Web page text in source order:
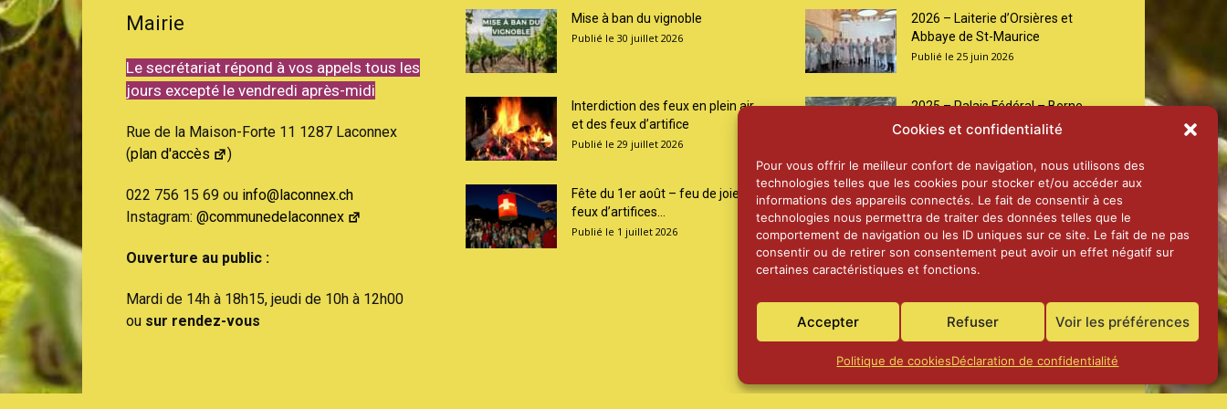
Cookies et confidentialité
Pour vous offrir le meilleur confort de navigation, nous utilisons des
technologies telles que les cookies pour stocker et/ou accéder aux
informations des appareils connectés. Le fait de consentir à ces
technologies nous permettra de traiter des données telles que le
comportement de navigation ou les ID uniques sur ce site. Le fait de ne pas
consentir ou de retirer son consentement peut avoir un effet négatif sur
certaines caractéristiques et fonctions.
Accepter Refuser Voir les préférences
Politique de cookiesDéclaration de confidentialité
Mairie
Le secrétariat répond à vos appels tous les
jours excepté le vendredi après-midi
Rue de la Maison-Forte 11 1287 Laconnex
(plan d'accès )
022 756 15 69 ou info@laconnex.ch
Instagram: @communedelaconnex
Ouverture au public :
Mardi de 14h à 18h15, jeudi de 10h à 12h00
ou sur rendez-vous
Mise à ban du vignoble
30 juillet 2026
Interdiction des feux en plein air
et des feux d’artifice
29 juillet 2026
Fête du 1er août – feu de joie et
feux d’artifices...
1 juillet 2026
2026 – Laiterie d’Orsières et
Abbaye de St-Maurice
25 juin 2026
2025 – Palais Fédéral – Berne
25 juin 2026
Aînés – Noël 2024
14 janvier 2025